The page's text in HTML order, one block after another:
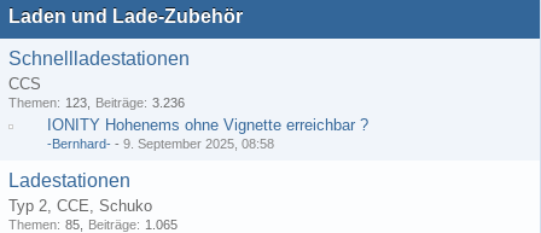
Laden und Lade-Zubehör
Schnellladestationen
CCS
Themen 123 Beiträge 3.236
IONITY Hohenems ohne Vignette erreichbar ?
-Bernhard- - 9. September 2025, 08:58
Ladestationen
Typ 2, CCE, Schuko
Themen 85 Beiträge 1.065